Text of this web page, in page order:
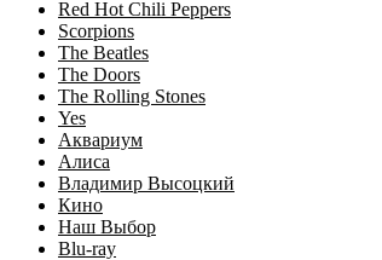
Red Hot Chili Peppers
Scorpions
The Beatles
The Doors
The Rolling Stones
Yes
Аквариум
Алиса
Владимир Высоцкий
Кино
Наш Выбор
Blu-ray